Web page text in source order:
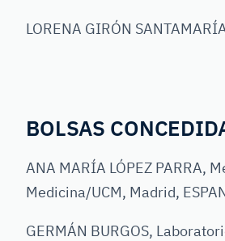
LORENA GIRÓN
BOLSAS
ANA MARÍA LÓPEZ PARRA,
Medicina/UCM, Madrid,
GERMÁN BURGOS,